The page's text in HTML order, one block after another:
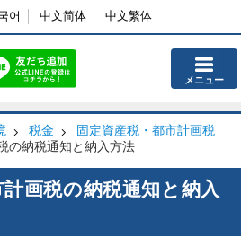
어 中文简体 中文繁体
メニュー
税金
固定資産税・都市計画税
の納税通知と納入方法
画税の納税通知と納入